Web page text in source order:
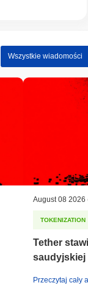
Wszystkie wiadomości
August 08 2026
TOKENIZATION
Tether
Przeczytaj cały